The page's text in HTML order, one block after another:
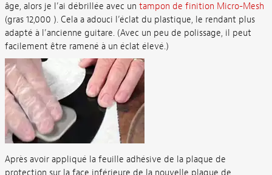
âge, alors je l’ai débrillée avec un tampon de finition Micro-Mesh
(gras 12,000 ). Cela a adouci l’éclat du plastique, le rendant plus
adapté à l’ancienne guitare. (Avec un peu de polissage, il peut
facilement être ramené à un éclat élevé.)
Après avoir appliqué la feuille adhésive de la plaque de